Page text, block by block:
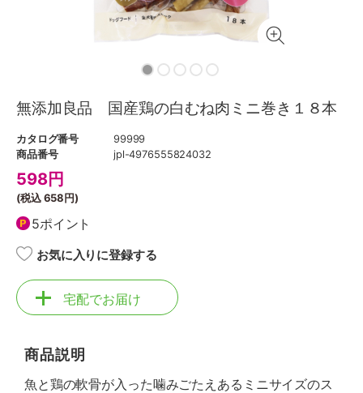
無添加良品 国産鶏の白むね肉ミニ巻き１８本
カタログ番号
99999
商品番号
jpl-4976555824032
598円
(税込658円)
5ポイント
お気に入りに登録する
宅配でお届け
商品説明
魚と鶏の軟骨が入った噛みごたえあるミニサイズのス